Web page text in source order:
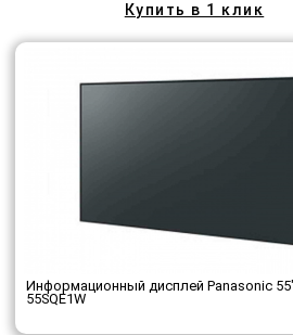
Купить в 1 клик
Информационный дисплей Panasonic
55SQE1W